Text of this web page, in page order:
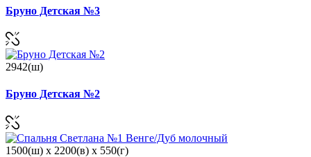
Бруно Детская №3
2942(ш)
Бруно Детская №2
1500(ш) x 2200(в) x 550(г)